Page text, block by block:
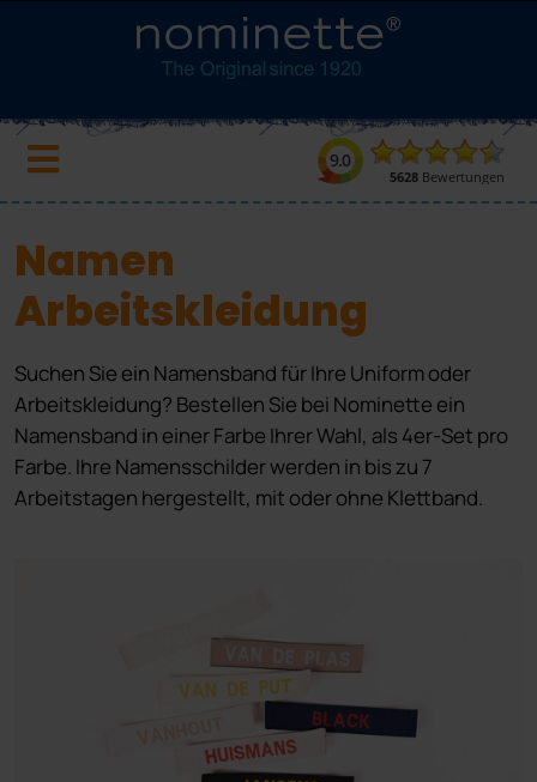
Namen
Arbeitskleidung
Suchen Sie ein Namensband für Ihre Uniform oder
Arbeitskleidung? Bestellen Sie bei Nominette ein
Namensband in einer Farbe Ihrer Wahl, als 4er-Set pro
Farbe. Ihre Namensschilder werden in bis zu 7
Arbeitstagen hergestellt, mit oder ohne Klettband.